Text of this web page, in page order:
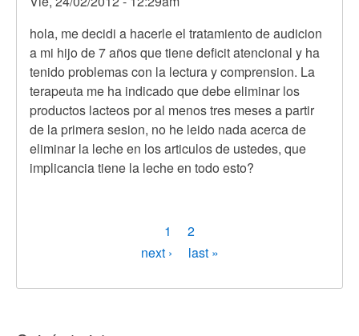
hola, me decidi a hacerle el tratamiento de audicion
a mi hijo de 7 años que tiene deficit atencional y ha
tenido problemas con la lectura y comprension. La
terapeuta me ha indicado que debe eliminar los
productos lacteos por al menos tres meses a partir
de la primera sesion, no he leido nada acerca de
eliminar la leche en los articulos de ustedes, que
implicancia tiene la leche en todo esto?
Página
actual
1 Page
2
Siguiente
next ›
Última
last »